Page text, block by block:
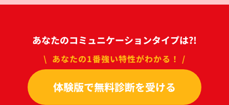
あなたのコミュニケーションタイプは?!
\ あなたの1番強い特性がわかる！ /
体験版で無料診断を受ける